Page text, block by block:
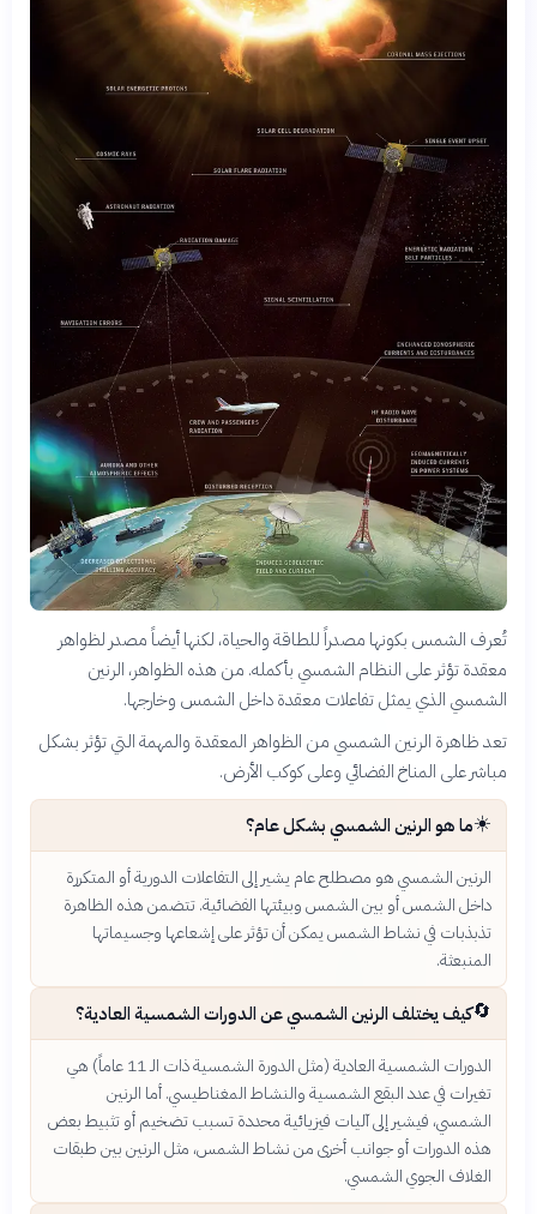
تُعرف الشمس بكونها مصدراً للطاقة والحياة، لكنها أيضاً مصدر لظواهر
معقدة تؤثر على النظام الشمسي بأكمله. من هذه الظواهر، الرنين
الشمسي الذي يمثل تفاعلات معقدة داخل الشمس وخارجها.
تعد ظاهرة الرنين الشمسي من الظواهر المعقدة والمهمة التي تؤثر بشكل
مباشر على المناخ الفضائي وعلى كوكب الأرض.
☀️ما هو الرنين الشمسي بشكل عام؟
الرنين الشمسي هو مصطلح عام يشير إلى التفاعلات الدورية أو المتكررة
داخل الشمس أو بين الشمس وبيئتها الفضائية. تتضمن هذه الظاهرة
تذبذبات في نشاط الشمس يمكن أن تؤثر على إشعاعها وجسيماتها
المنبعثة.
🔄كيف يختلف الرنين الشمسي عن الدورات الشمسية العادية؟
الدورات الشمسية العادية (مثل الدورة الشمسية ذات الـ 11 عاماً) هي
تغيرات في عدد البقع الشمسية والنشاط المغناطيسي. أما الرنين
الشمسي، فيشير إلى آليات فيزيائية محددة تسبب تضخيم أو تثبيط بعض
هذه الدورات أو جوانب أخرى من نشاط الشمس، مثل الرنين بين طبقات
الغلاف الجوي الشمسي.